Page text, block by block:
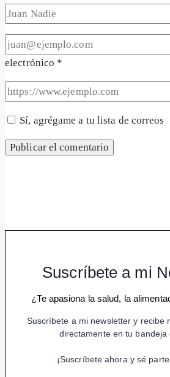
electrónico *
Sí, agrégame a tu lista de correos
Suscríbete a mi
¿Te apasiona la salud, la
Suscríbete a mi newsletter y recibe
directamente en tu bandeja
¡Suscríbete ahora y sé